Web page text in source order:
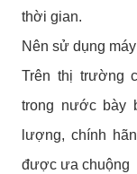
thời gian.
Nên sử dụng
Trên thị trường
trong nước bày
lượng, chính
được ưa chuộng